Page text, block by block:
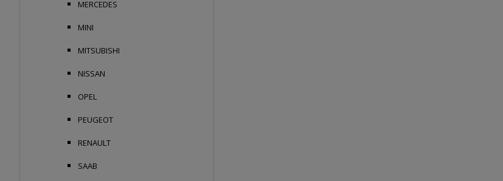
MERCEDES
MINI
MITSUBISHI
NISSAN
OPEL
PEUGEOT
RENAULT
SAAB